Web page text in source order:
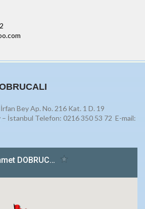
Bey Ap. No. 216 Kat. 1 D. 19
– İstanbul Telefon: 0216 350 53 72 E-mail: